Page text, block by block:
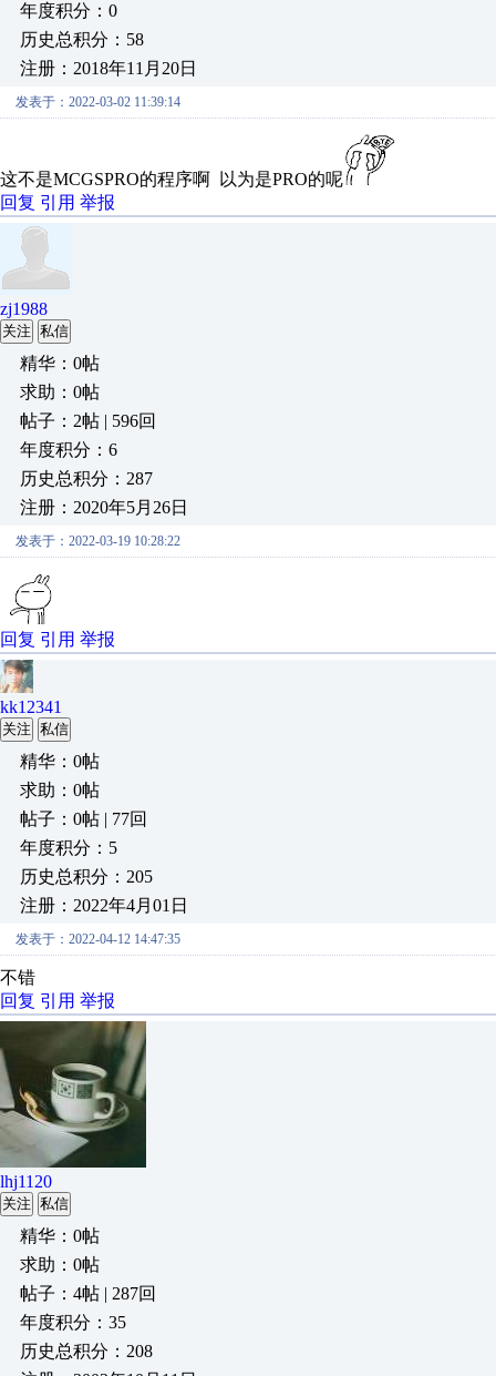
年度积分：0
历史总积分：58
注册：2018年11月20日
发表于：2022-03-02 11:39:14
这不是MCGSPRO的程序啊 以为是PRO的呢
回复 引用 举报
zj1988
关注 私信
精华：0帖
求助：0帖
帖子：2帖 | 596回
年度积分：6
历史总积分：287
注册：2020年5月26日
发表于：2022-03-19 10:28:22
回复 引用 举报
kk12341
关注 私信
精华：0帖
求助：0帖
帖子：0帖 | 77回
年度积分：5
历史总积分：205
注册：2022年4月01日
发表于：2022-04-12 14:47:35
不错
回复 引用 举报
lhj1120
关注 私信
精华：0帖
求助：0帖
帖子：4帖 | 287回
年度积分：35
历史总积分：208